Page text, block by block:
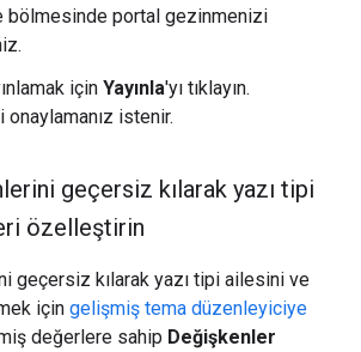
bölmesinde portal gezinmenizi
için Yayınla'yı tıklayın.
onaylamanız istenir.
geçersiz kılarak yazı tipi
özelleştirin
geçersiz kılarak yazı tipi ailesini ve
için gelişmiş tema düzenleyiciye
değerlere sahip Değişkenler